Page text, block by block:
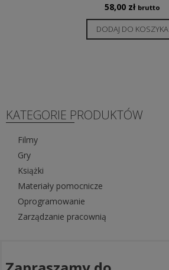
58,00 zł brutto
DODAJ DO KOSZYKA
KATEGORIE PRODUKTÓW
Filmy
Gry
Książki
Materiały pomocnicze
Oprogramowanie
Zarządzanie pracownią